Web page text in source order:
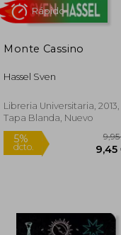
5,61 €
Monte Cassino
Hassel Sven
Libreria Universitaria, 2013,
Tapa Blanda, Nuevo